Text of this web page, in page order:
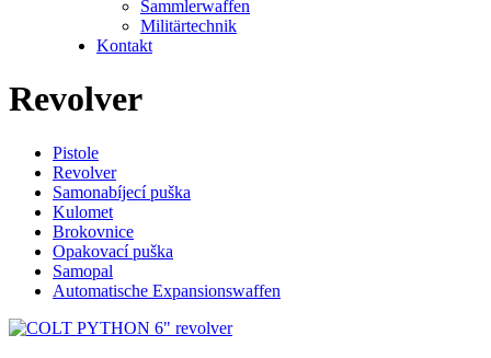
Sammlerwaffen
Militärtechnik
Kontakt
Revolver
Pistole
Revolver
Samonabíjecí puška
Kulomet
Brokovnice
Opakovací puška
Samopal
Automatische Expansionswaffen